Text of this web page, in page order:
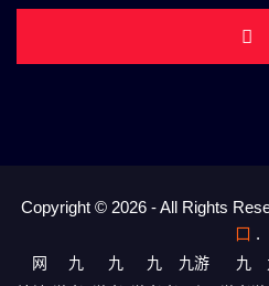
Copyright © 2026 - All Rights
口 .
网
九
九
九
九游
九